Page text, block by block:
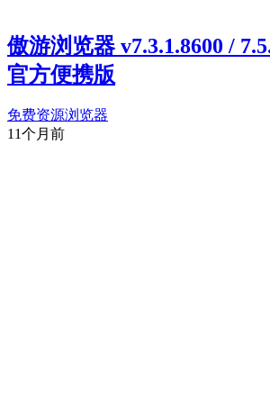
傲游浏览器 v7.3.1.8600 /
官方便携版
免费资源浏览器
11个月前